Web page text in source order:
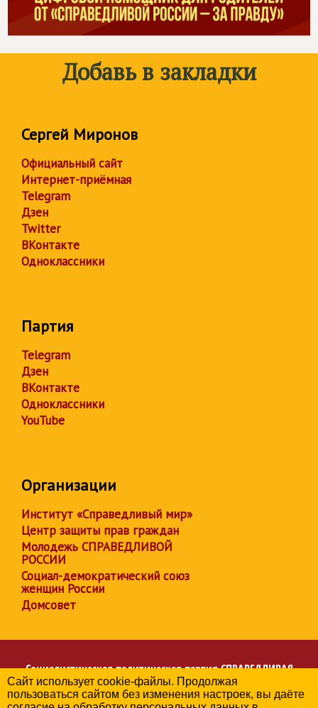
Добавь в закладки
Сергей Миронов
Официальный сайт
Интернет-приёмная
Telegram
Дзен
Twitter
ВКонтакте
Одноклассники
Партия
Telegram
Дзен
ВКонтакте
Одноклассники
YouTube
Организации
Институт «Справедливый мир»
Центр защиты прав граждан
Молодежь СПРАВЕДЛИВОЙ
РОССИИ
Социал-демократический союз
женщин России
Домсовет
Социалистическая политическая партияСПРАВЕДЛИВАЯ
РОССИЯ
Региональное отделение партии в Краснодарском крае
Сайт использует cookie-файлы. Продолжая
пользоваться сайтом без изменения настроек, вы даёте